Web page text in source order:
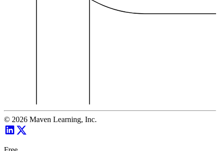
© 2026 Maven Learning, Inc.